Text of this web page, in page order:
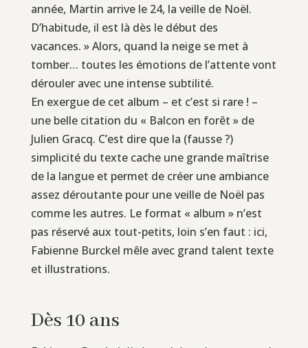
année, Martin arrive le 24, la veille de Noël.
D’habitude, il est là dès le début des
vacances. » Alors, quand la neige se met à
tomber… toutes les émotions de l’attente vont
dérouler avec une intense subtilité.
En exergue de cet album – et c’est si rare ! –
une belle citation du « Balcon en forêt » de
Julien Gracq. C’est dire que la (fausse ?)
simplicité du texte cache une grande maîtrise
de la langue et permet de créer une ambiance
assez déroutante pour une veille de Noël pas
comme les autres. Le format « album » n’est
pas réservé aux tout-petits, loin s’en faut : ici,
Fabienne Burckel mêle avec grand talent texte
et illustrations.
Dès 10 ans